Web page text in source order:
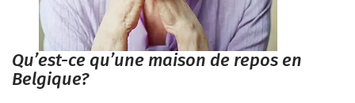
Qu’est-ce qu’une maison de repos en
Belgique?